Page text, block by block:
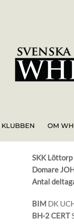
OM
SKK
Domare
Antal
BIM DK
BH-2 CERT